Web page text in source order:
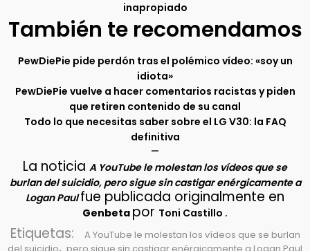
inapropiado
También te recomendamos
PewDiePie pide perdón tras el polémico vídeo: «soy un
idiota»
PewDiePie vuelve a hacer comentarios racistas y piden
que retiren contenido de su canal
Todo lo que necesitas saber sobre el LG V30: la FAQ
definitiva
–
La noticia A YouTube le molestan los vídeos que se
burlan del suicidio, pero sigue sin castigar enérgicamente a
Logan Paulfue publicada originalmente en
Genbeta por Toni Castillo .
Etiquetas:
A YouTube le molestan los vídeos que se burlan
,